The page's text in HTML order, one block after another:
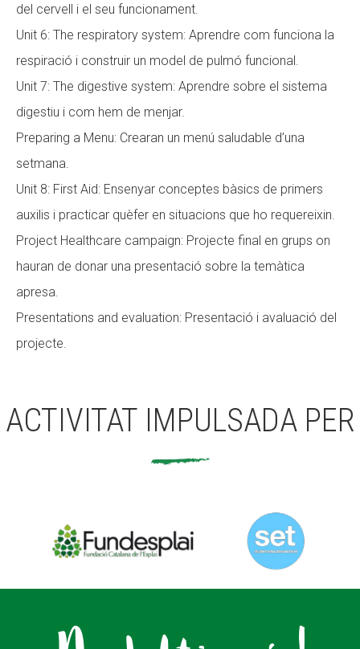
del cervell i el seu funcionament.
Unit 6: The respiratory system: Aprendre com funciona la
respiració i construir un model de pulmó funcional.
Unit 7: The digestive system: Aprendre sobre el sistema
digestiu i com hem de menjar.
Preparing a Menu: Crearan un menú saludable d’una
setmana.
Unit 8: First Aid: Ensenyar conceptes bàsics de primers
auxilis i practicar quèfer en situacions que ho requereixin.
Project Healthcare campaign: Projecte final en grups on
hauran de donar una presentació sobre la temàtica
apresa.
Presentations and evaluation: Presentació i avaluació del
projecte.
ACTIVITAT IMPULSADA PER